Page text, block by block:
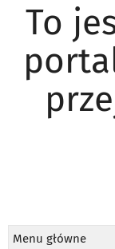
To
Menu główne